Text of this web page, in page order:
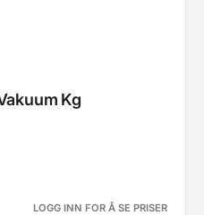
Kg
LOGG INN FOR Å SE PRISER